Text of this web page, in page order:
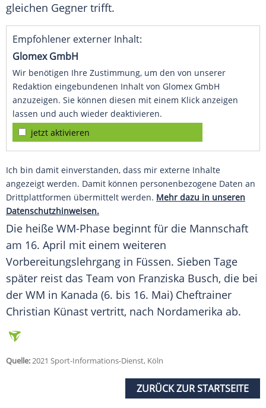
gleichen Gegner trifft.
Empfohlener externer Inhalt:
Glomex GmbH
Wir benötigen Ihre Zustimmung, um den von unserer
Redaktion eingebundenen Inhalt von Glomex GmbH
anzuzeigen. Sie können diesen mit einem Klick anzeigen
lassen und auch wieder deaktivieren.
jetzt aktivieren
Ich bin damit einverstanden, dass mir externe Inhalte
angezeigt werden. Damit können personenbezogene Daten an
Drittplattformen übermittelt werden. Mehr dazu in unseren
Datenschutzhinweisen.
Die heiße WM-Phase beginnt für die Mannschaft
am 16. April mit einem weiteren
Vorbereitungslehrgang in Füssen. Sieben Tage
später reist das Team von Franziska Busch, die bei
der WM in Kanada (6. bis 16. Mai) Cheftrainer
Christian Künast vertritt, nach Nordamerika ab.
Quelle:2021 Sport-Informations-Dienst, Köln
ZURÜCK ZUR STARTSEITE